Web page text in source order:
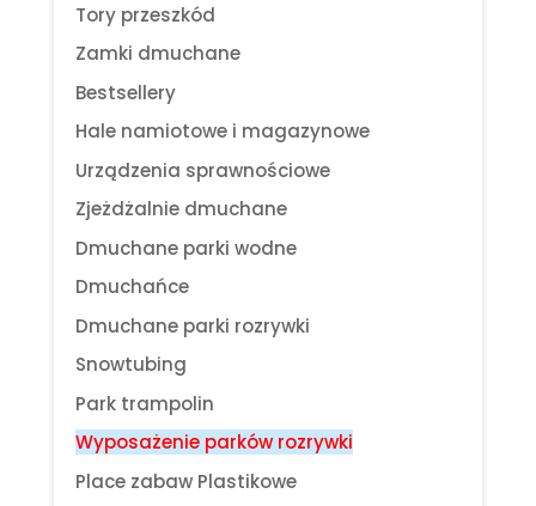
Tory przeszkód
Zamki dmuchane
Bestsellery
Hale namiotowe i magazynowe
Urządzenia sprawnościowe
Zjeżdżalnie dmuchane
Dmuchane parki wodne
Dmuchańce
Dmuchane parki rozrywki
Snowtubing
Park trampolin
Wyposażenie parków rozrywki
Place zabaw Plastikowe